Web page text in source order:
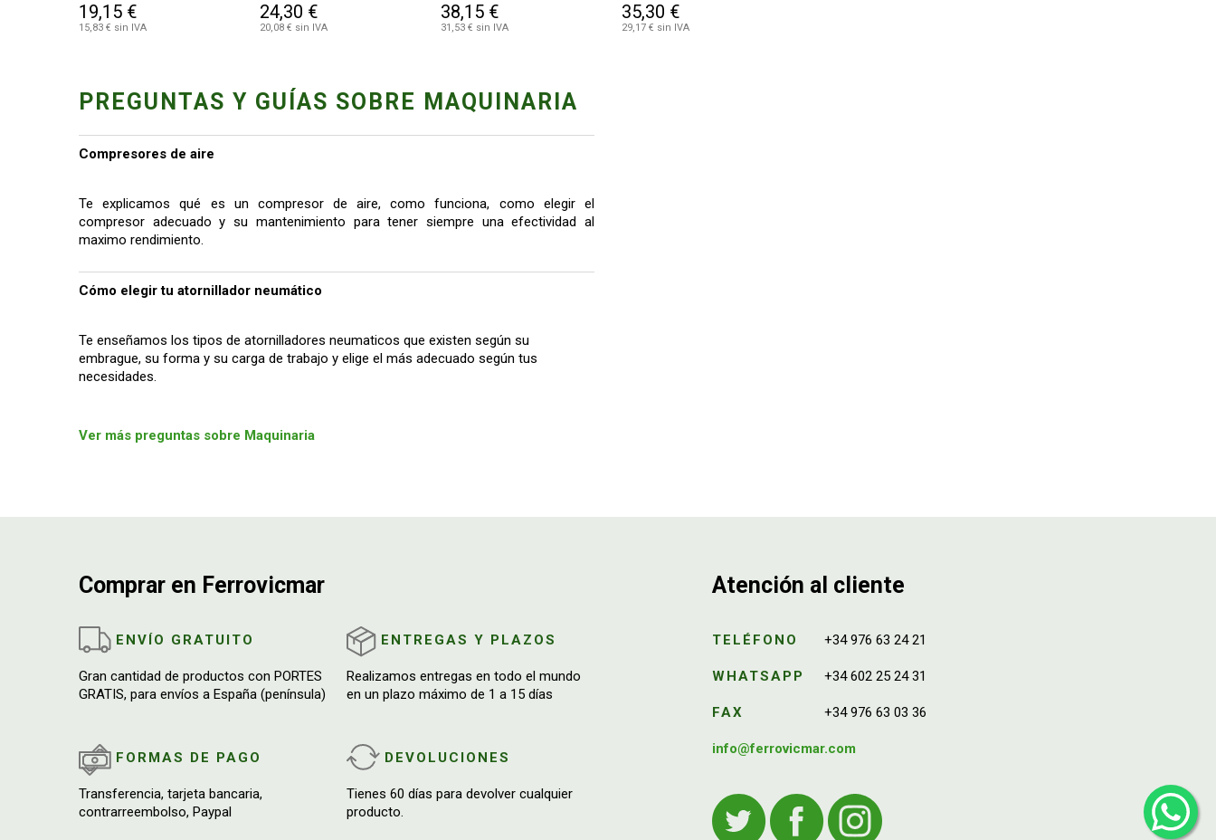
19,15 €
15,83 € sin IVA
24,30 €
20,08 € sin IVA
38,15 €
31,53 € sin IVA
35,30 €
29,17 € sin IVA
PREGUNTAS Y GUÍAS SOBRE MAQUINARIA
Compresores de aire
Te explicamos qué es un compresor de aire, como funciona, como elegir el
compresor adecuado y su mantenimiento para tener siempre una efectividad al
maximo rendimiento.
Cómo elegir tu atornillador neumático
Te enseñamos los tipos de atornilladores neumaticos que existen según su
embrague, su forma y su carga de trabajo y elige el más adecuado según tus
necesidades.
Ver más preguntas sobre Maquinaria
Comprar en Ferrovicmar
ENVÍO GRATUITO
Gran cantidad de productos con PORTES
GRATIS, para envíos a España (península)
ENTREGAS Y PLAZOS
Realizamos entregas en todo el mundo
en un plazo máximo de 1 a 15 días
FORMAS DE PAGO
Transferencia, tarjeta bancaria,
contrarreembolso, Paypal
DEVOLUCIONES
Tienes 60 días para devolver cualquier
producto.
Atención al cliente
TELÉFONO +34 976 63 24 21
WHATSAPP +34 602 25 24 31
FAX +34 976 63 03 36
info@ferrovicmar.com